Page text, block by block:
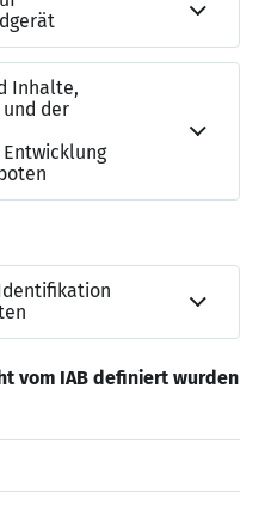
Wir finden genau den
“Direkt bewerben”